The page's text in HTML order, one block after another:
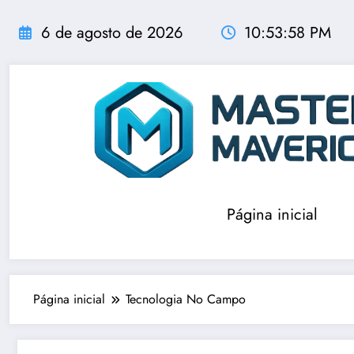
para
conteúdo
6 de agosto de 2026 10:53:58 PM
Página inicial
Página inicial Tecnologia No Campo